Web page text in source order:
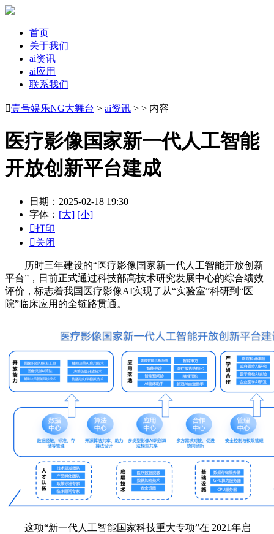
首页
关于我们
ai资讯
ai应用
联系我们
壹号娱乐NG大舞台 > ai资讯 > > 内容
医疗影像国家新一代人工智能
开放创新平台建成
日期：2025-02-18 19:30
字体： [大] [小]
打印
关闭
历时三年建设的“医疗影像国家新一代人工智能开放创新
平台”，日前正式通过科技部高技术研究发展中心的综合绩效
评价，标志着我国医疗影像AI实现了从“实验室”科研到“医
院”临床应用的全链路贯通。
这项“新一代人工智能国家科技重大专项”在 2021年启